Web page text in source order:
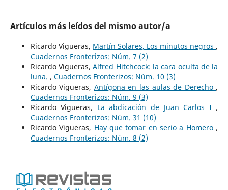
Artículos más leídos del mismo autor/a
Ricardo Vigueras, Martín Solares, Los minutos negros ,
Cuadernos Fronterizos: Núm. 7 (2)
Ricardo Vigueras,Alfred Hitchcock: la cara oculta de la
luna. , Cuadernos Fronterizos: Núm. 10 (3)
Ricardo Vigueras, Antígona en las aulas de Derecho ,
Cuadernos Fronterizos: Núm. 9 (3)
Ricardo Vigueras, La abdicación de Juan Carlos I ,
Cuadernos Fronterizos: Núm. 31 (10)
Ricardo Vigueras, Hay que tomar en serio a Homero ,
Cuadernos Fronterizos: Núm. 8 (2)